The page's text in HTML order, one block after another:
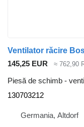
Ventilator răcire
145,25 EUR
≈ 762,90
Piesă de schimb -
130703212
Germania, Altdorf